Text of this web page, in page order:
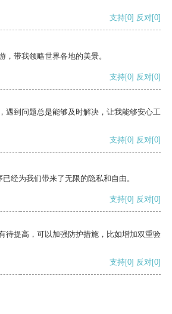
支持[0] 反对[0]
，带我领略世界各地的美景。
支持[0] 反对[0]
遇到问题总是能够及时解决，让我能够安心工
支持[0] 反对[0]
经为我们带来了无限的隐私和自由。
支持[0] 反对[0]
待提高，可以加强防护措施，比如增加双重验
支持[0] 反对[0]